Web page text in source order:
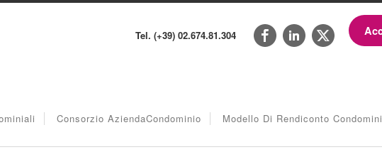
Tel. (+39) 02.674.81.304
Consorzio AziendaCondominio Modello Di Rendiconto